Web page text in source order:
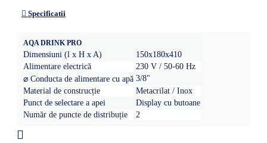
Specificatii
AQA DRINK PRO
Dimensiuni (l x H x A)
150x180x410
Alimentare electrică
230 V / 50-60 Hz
⌀ Conducta de alimentare cu apă 3/8"
Material de construcție
Metacrilat / Inox
Punct de selectare a apei
Display cu butoane
Număr de puncte de distribuție
2